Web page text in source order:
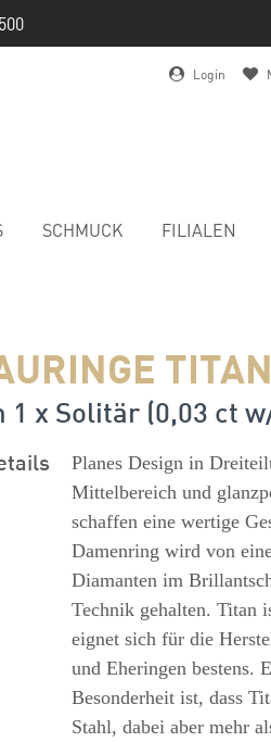
Login
SCHMUCK FILIALEN
TITAN
1 x Solitär (0,03 ct
Planes Design in
Mittelbereich und
schaffen eine wertige
Damenring wird von
Diamanten im
Technik gehalten. Titan
eignet sich für die
und Eheringen bestens.
Besonderheit ist, dass
Stahl, dabei aber mehr